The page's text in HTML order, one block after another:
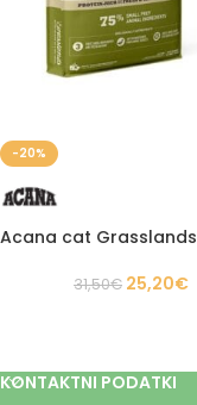
-20%
Acana cat Grasslands
31,50€ 25,20€
KONTAKTNI PODATKI